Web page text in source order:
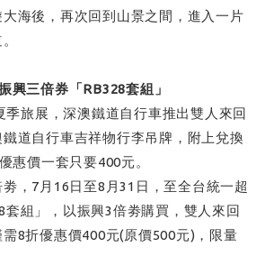
海後，再次回到山景之間，進入一片
興三倍券「RB328套組」
季旅展，深澳鐵道自行車推出雙人來回
道自行車吉祥物行李吊牌，附上兌換
惠價一套只要400元。
，7月16日至8月31日，至全台統一超
組」，以振興3倍劵購買，雙人來回
8折優惠價400元(原價500元)，限量